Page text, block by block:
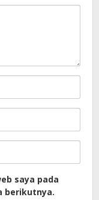
saya pada
berikutnya.